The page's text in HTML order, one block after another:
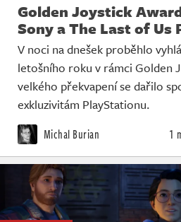
Golden Joystick
Sony a The Last of Us
V noci na dnešek proběhlo
letošního roku v rámci Golden
velkého překvapení se dařilo
exkluzivitám PlayStationu.
Michal Burian 1